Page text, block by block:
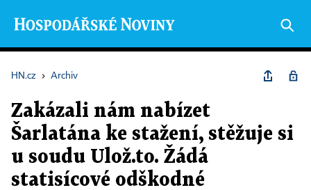
HN.cz › Archiv
Zakázali nám nabízet
Šarlatána ke stažení, stěžuje si
u soudu Ulož.to. Žádá
statisícové odškodné